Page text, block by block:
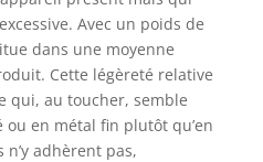
machine à
fraîches, une
tout faire, des
hachée, et une
acquérant l'un ou
Avec un poids de
dans une moyenne
Cette légèreté relative
qui, au toucher, semble
en métal fin plutôt qu’en
adhèrent pas,